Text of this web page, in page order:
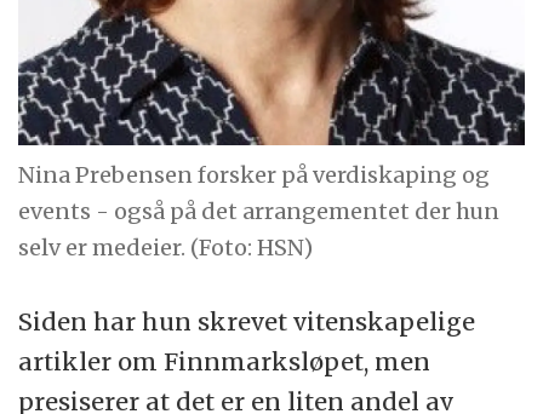
Nina Prebensen forsker på verdiskaping og
events - også på det arrangementet der hun
selv er medeier. (Foto: HSN)
Siden har hun skrevet vitenskapelige
artikler om Finnmarksløpet, men
presiserer at det er en liten andel av